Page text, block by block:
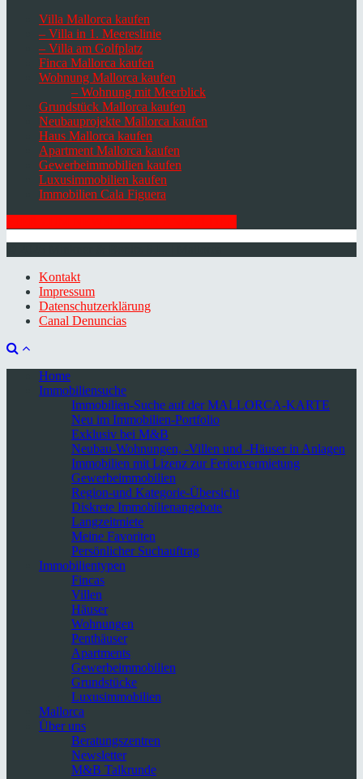
Villa Mallorca kaufen
– Villa in 1. Meereslinie
– Villa am Golfplatz
Finca Mallorca kaufen
Wohnung Mallorca kaufen
– Wohnung mit Meerblick
Grundstück Mallorca kaufen
Neubauprojekte Mallorca kaufen
Haus Mallorca kaufen
Apartment Mallorca kaufen
Gewerbeimmobilien kaufen
Luxusimmobilien kaufen
Immobilien Cala Figuera
Kontakt
Impressum
Datenschutzerklärung
Canal Denuncias
Home
Immobiliensuche
Immobilien-Suche auf der MALLORCA-KARTE
Neu im Immobilien-Portfolio
Exklusiv bei M&B
Neubau-Wohnungen, -Villen und -Häuser in Anlagen
Immobilien mit Lizenz zur Ferienvermietung
Gewerbeimmobilien
Region-und Kategorie-Übersicht
Diskrete Immobilienangebote
Langzeitmiete
Meine Favoriten
Persönlicher Suchauftrag
Immobilientypen
Fincas
Villen
Häuser
Wohnungen
Penthäuser
Apartments
Gewerbeimmobilien
Grundstücke
Luxusimmobilien
Mallorca
Über uns
Beratungszentren
Newsletter
M&B Talkrunde